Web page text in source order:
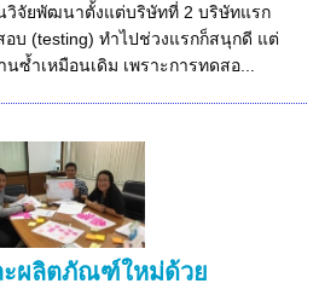
วิจัยพัฒนาตั้งแต่บริษัทที่ 2 บริษัทแรก
บ (testing) ทำไปช่วงแรกก็สนุกดี แต่
นซ้ำเหมือนเดิม เพราะการทดสอ...
ผลิตภัณฑ์ใหม่ด้วย